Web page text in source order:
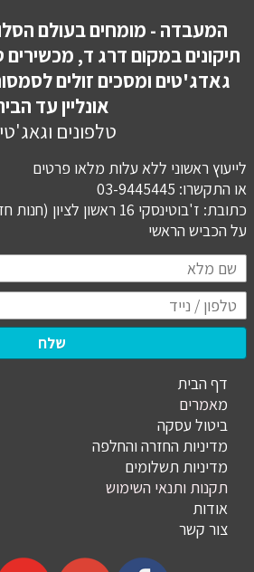
המעבדה - מומחים בעולם
תיקונים במקום דרג ד, מכשירים
גאדג'טים ומסכים זולים
אונליין עד
טלפונים
לייעוץ ראשוני ללא עלות מלאו פרטים
או התקשרו: 03-9445445
כתובת: ז'בוטינסקי 16 ראשון לציון (חנות חזית)
​​​​​​​על הכביש הראשי
שלח
דף הבית
מאמרים
ביטול עסקה
מדיניות החזרה והחלפה
מדיניות תשלומים
תקנות ותנאי השימוש
אודות
צור קשר